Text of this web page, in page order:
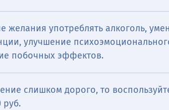
желания употреблять алкоголь,
улучшение
побочных эффектов.
слишком дорого, то
руб.